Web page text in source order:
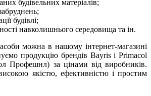
будівельних матеріалів;
будівлі;
навколишнього середовища та ін.
можна в нашому інтернет-магазині
продукцію брендів Bayris і Primacol
Профешнл) за цінами від виробників.
якістю, ефективністю і простим